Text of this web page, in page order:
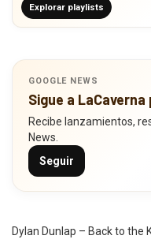
Explorar playlists
GOOGLE NEWS
Sigue a
Recibe lanzamientos,
News.
Seguir
Dylan Dunlap – Back to the